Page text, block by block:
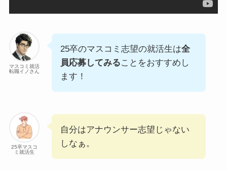
マスコミ就活
転職イノさん
25卒のマスコミ志望の就活生は全
員応募してみることをおすすめし
ます！
25卒マスコ
ミ就活生
自分はアナウンサー志望じゃない
しなぁ。